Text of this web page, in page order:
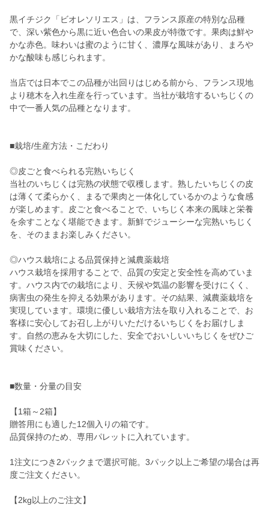
黒イチジク「ビオレソリエス」は、フランス原産の特別な品種
で、深い紫色から黒に近い色合いの果皮が特徴です。果肉は鮮や
かな赤色。味わいは蜜のように甘く、濃厚な風味があり、まろや
かな酸味も感じられます。
当店では日本でこの品種が出回りはじめる前から、フランス現地
より穂木を入れ生産を行っています。当社が栽培するいちじくの
中で一番人気の品種となります。
■栽培/生産方法・こだわり
◎皮ごと食べられる完熟いちじく
当社のいちじくは完熟の状態で収穫します。熟したいちじくの皮
は薄くて柔らかく、まるで果肉と一体化しているかのような食感
が楽しめます。皮ごと食べることで、いちじく本来の風味と栄養
を余すことなく堪能できます。新鮮でジューシーな完熟いちじく
を、そのままお楽しみください。
◎ハウス栽培による品質保持と減農薬栽培
ハウス栽培を採用することで、品質の安定と安全性を高めていま
す。ハウス内での栽培により、天候や気温の影響を受けにくく、
病害虫の発生を抑える効果があります。その結果、減農薬栽培を
実現しています。環境に優しい栽培方法を取り入れることで、お
客様に安心してお召し上がりいただけるいちじくをお届けしま
す。自然の恵みを大切にした、安全でおいしいいちじくをぜひご
賞味ください。
■数量・分量の目安
【1箱～2箱】
贈答用にも適した12個入りの箱です。
品質保持のため、専用パレットに入れています。
1注文につき2パックまで選択可能。3パック以上ご希望の場合は再
度ご注文ください。
【2kg以上のご注文】